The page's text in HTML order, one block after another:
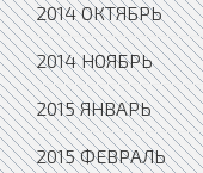
2014 ОКТЯБРЬ
2014 НОЯБРЬ
2015 ЯНВАРЬ
2015 ФЕВРАЛЬ